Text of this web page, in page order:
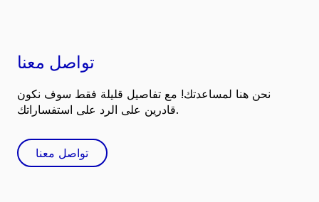
تواصل معنا
نحن هنا لمساعدتك! مع تفاصيل قليلة فقط سوف نكون
قادرين على الرد على استفساراتك.
تواصل معنا